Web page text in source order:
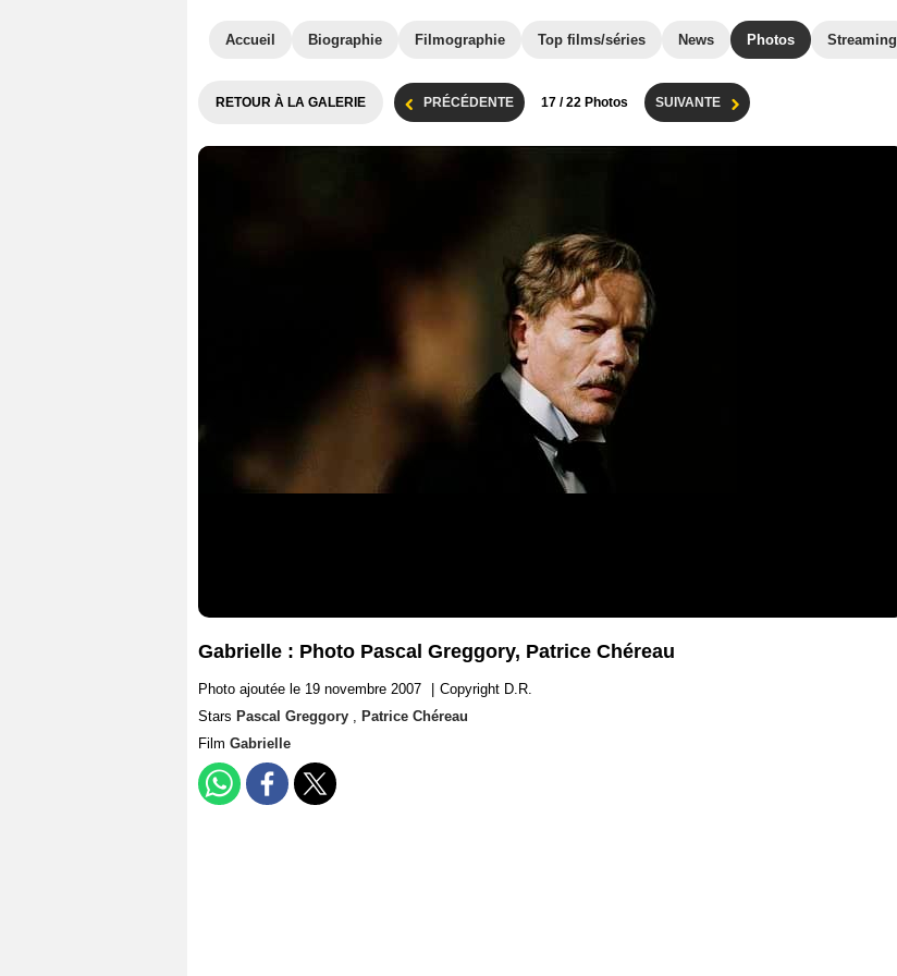
Accueil Biographie Filmographie Top films/séries News Photos Streaming
RETOUR À LA GALERIE PRÉCÉDENTE 17 / 22 Photos SUIVANTE
Gabrielle : Photo Pascal Greggory, Patrice Chéreau
Photo ajoutée le 19 novembre 2007
Copyright D.R.
Stars Pascal Greggory , Patrice Chéreau
Film Gabrielle